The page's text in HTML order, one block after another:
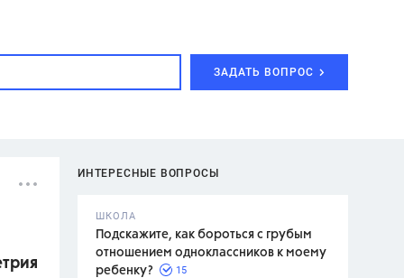
ЗАДАТЬ ВОПРОС
ИНТЕРЕСНЫЕ ВОПРОСЫ
ШКОЛА
Подскажите, как бороться с грубым
отношением одноклассников к моему
ребенку?
15